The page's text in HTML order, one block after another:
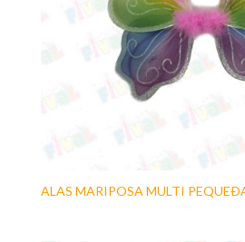
ALAS MARIPOSA MULTI